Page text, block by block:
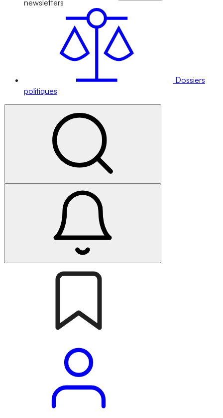
newsletters
Dossiers
politiques